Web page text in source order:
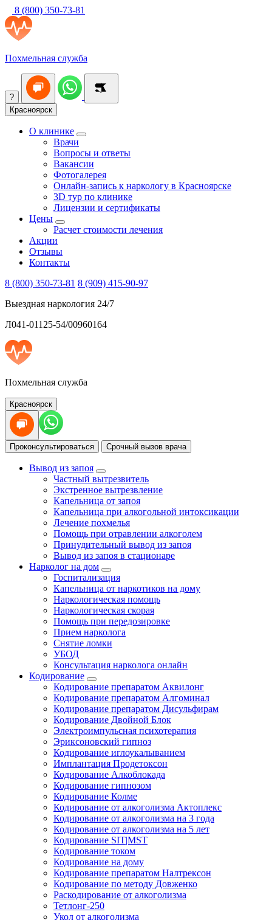
8 (800) 350-73-81
Похмельная служба
?
Красноярск
О клинике
Врачи
Вопросы и ответы
Вакансии
Фотогалерея
Онлайн-запись к наркологу в Красноярске
3D тур по клинике
Лицензии и сертификаты
Цены
Расчет стоимости лечения
Акции
Отзывы
Контакты
8 (800) 350-73-81 8 (909) 415-90-97
Выездная наркология 24/7
Л041-01125-54/00960164
Похмельная служба
Красноярск
Проконсультироваться Срочный вызов врача
Вывод из запоя
Частный вытрезвитель
Экстренное вытрезвление
Капельница от запоя
Капельница при алкогольной интоксикации
Лечение похмелья
Помощь при отравлении алкоголем
Принудительный вывод из запоя
Вывод из запоя в стационаре
Нарколог на дом
Госпитализация
Капельница от наркотиков на дому
Наркологическая помощь
Наркологическая скорая
Помощь при передозировке
Прием нарколога
Снятие ломки
УБОД
Консультация нарколога онлайн
Кодирование
Кодирование препаратом Аквилонг
Кодирование препаратом Алгоминал
Кодирование препаратом Дисульфирам
Кодирование Двойной Блок
Электроимпульсная психотерапия
Эриксоновский гипноз
Кодирование иглоукалыванием
Имплантация Продетоксон
Кодирование Алкоблокада
Кодирование гипнозом
Кодирование Колме
Кодирование от алкоголизма Актоплекс
Кодирование от алкоголизма на 3 года
Кодирование от алкоголизма на 5 лет
Кодирование SIT|MST
Кодирование током
Кодирование на дому
Кодирование препаратом Налтрексон
Кодирование по методу Довженко
Раскодирование от алкоголизма
Тетлонг-250
Укол от алкоголизма